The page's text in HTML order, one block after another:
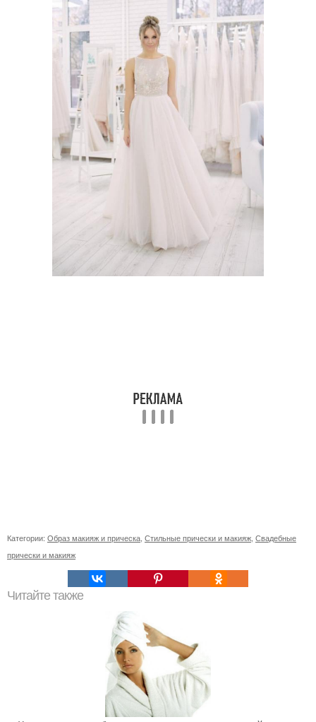
Категории: Образ макияж и прическа Стильные прически и макияж Свадебные
прически и макияж
Читайте также